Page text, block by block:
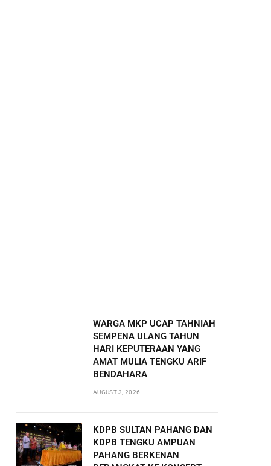
WARGA MKP UCAP TAHNIAH
SEMPENA ULANG TAHUN
HARI KEPUTERAAN YANG
AMAT MULIA TENGKU ARIF
BENDAHARA
AUGUST 3, 2026
KDPB SULTAN PAHANG DAN
KDPB TENGKU AMPUAN
PAHANG BERKENAN